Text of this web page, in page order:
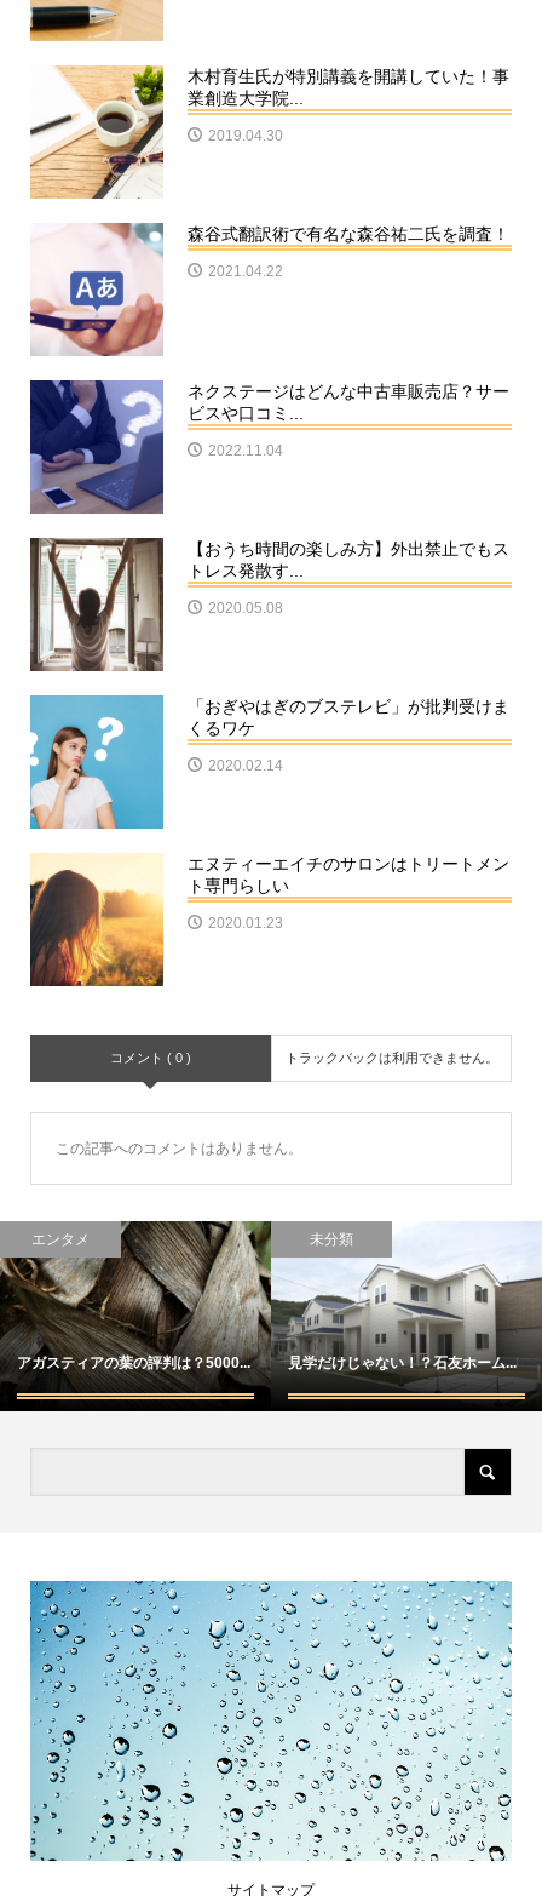
木村育生氏が特別講義を開講していた！事
業創造大学院...
2019.04.30
森谷式翻訳術で有名な森谷祐二氏を調査！
2021.04.22
ネクステージはどんな中古車販売店？サー
ビスや口コミ...
2022.11.04
【おうち時間の楽しみ方】外出禁止でもス
トレス発散す...
2020.05.08
「おぎやはぎのブステレビ」が批判受けま
くるワケ
2020.02.14
エヌティーエイチのサロンはトリートメン
ト専門らしい
2020.01.23
コメント ( 0 ) トラックバックは利用できません。
この記事へのコメントはありません。
エンタメ
アガスティアの葉の評判は？5000...
未分類
見学だけじゃない！？石友ホーム...
サイトマップ